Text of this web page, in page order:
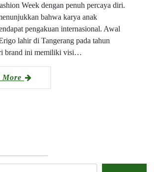
Week dengan penuh percaya diri.
bahwa karya anak
pengakuan internasional. Awal
lahir di Tangerang pada tahun
brand ini memiliki visi…
More